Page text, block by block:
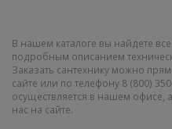
В нашем каталоге вы найдете
подробным описанием
Заказать сантехнику можно
сайте или по телефону 8 (800)
осуществляется в нашем офисе,
нас на сайте.